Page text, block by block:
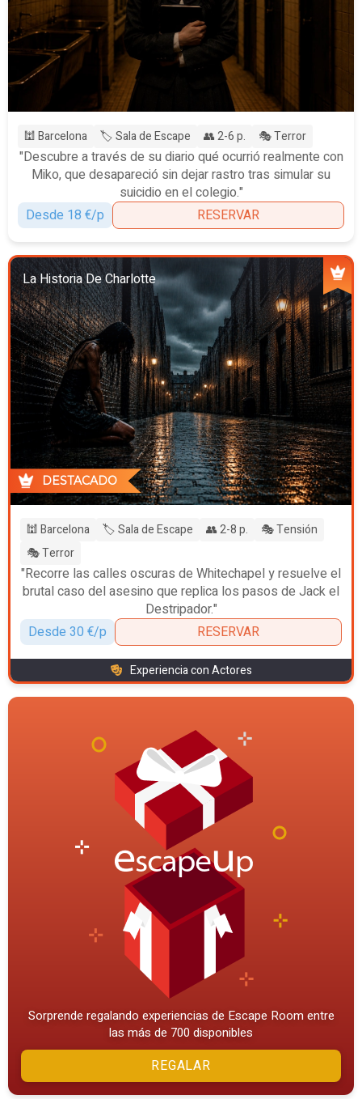
🕍 Barcelona 🏷️ Sala de Escape 👥 2-6 p. 🎭 Terror
"Descubre a través de su diario qué ocurrió realmente con
Miko, que desapareció sin dejar rastro tras simular su
suicidio en el colegio."
Desde 18 €/p
RESERVAR
La Historia De Charlotte
DESTACADO
🕍 Barcelona 🏷️ Sala de Escape 👥 2-8 p.
🎭 Tensión
🎭 Terror
"Recorre las calles oscuras de Whitechapel y resuelve el
brutal caso del asesino que replica los pasos de Jack el
Destripador."
Desde 30 €/p
RESERVAR
Experiencia con Actores
Sorprende regalando experiencias de Escape Room entre
las más de 700 disponibles
REGALAR